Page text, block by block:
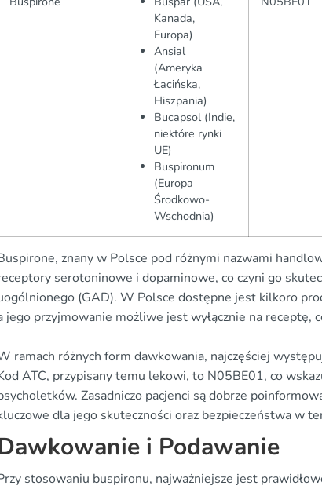
Kanada,
Europa)
Ansial
(Ameryka
Łacińska,
Hiszpania)
Bucapsol (Indie,
niektóre rynki
UE)
Buspironum
(Europa
Środkowo-
Wschodnia)
znany w Polsce pod różnymi nazwami
serotoninowe i dopaminowe, co czyni go
(GAD). W Polsce dostępne jest kilkoro
jego przyjmowanie możliwe jest wyłącznie na receptę,
ramach różnych form dawkowania, najczęściej
ATC, przypisany temu lekowi, to N05BE01, co
Zasadniczo pacjenci są dobrze
dla jego skuteczności oraz bezpieczeństwa w
i Podawanie
stosowaniu buspironu, najważniejsze jest